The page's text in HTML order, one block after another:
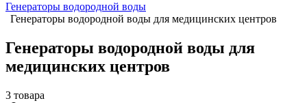
Генераторы водородной воды
Генераторы водородной воды для медицинских центров
Генераторы водородной воды для
медицинских центров
3 товара